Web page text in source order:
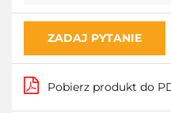
ZADAJ PYTANIE
Pobierz produkt do